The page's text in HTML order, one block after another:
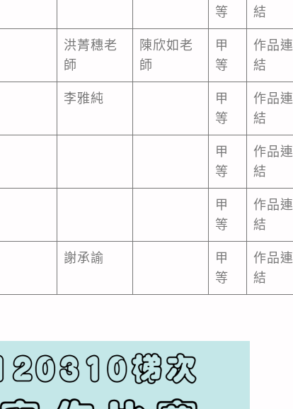
等
結
洪菁穗老
師
陳欣如老
師
甲
等
作品連
結
李雅純
甲
等
作品連
結
甲
等
作品連
結
甲
等
作品連
結
謝承諭
甲
等
作品連
結